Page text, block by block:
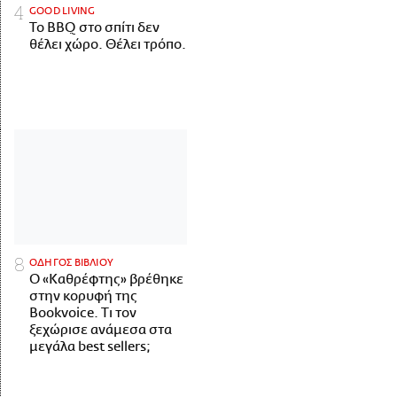
GOOD LIVING
Το BBQ στο σπίτι δεν
θέλει χώρο. Θέλει τρόπο.
ΟΔΗΓΟΣ ΒΙΒΛΙΟΥ
Ο «Καθρέφτης» βρέθηκε
στην κορυφή της
Bookvoice. Τι τον
ξεχώρισε ανάμεσα στα
μεγάλα best sellers;